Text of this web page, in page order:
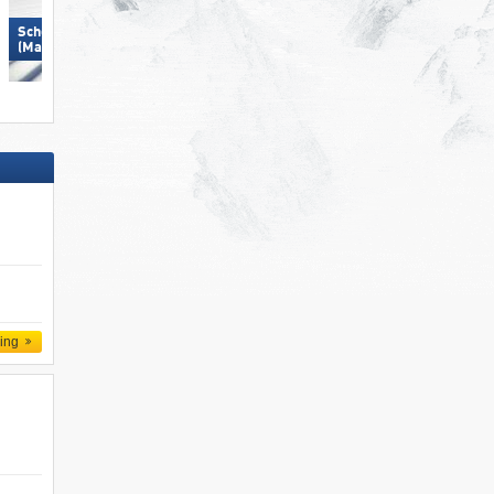
Schöneben (Belpiano)/​Haideralm
(Malga San Valentino)
Arosa Lenzerheide